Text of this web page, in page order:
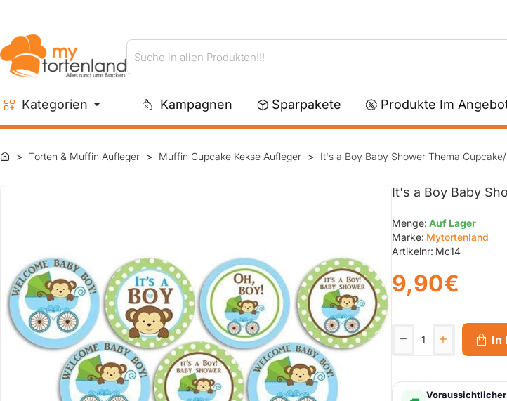
Suche
in
Produkten!!!
Kategorien Kampagnen Sparpakete Produkte Im
Torten & Muffin Aufleger Muffin Cupcake Kekse Aufleger It's a Boy Baby Shower Thema
It's a Boy Baby
Menge: Auf Lager
Marke: Mytortenland
Artikelnr: Mc14
9,90€
In
Voraussichtlicher